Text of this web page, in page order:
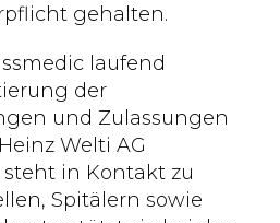
gehalten.
laufend
der
und Zulassungen
Welti AG
in Kontakt zu
Spitälern sowie